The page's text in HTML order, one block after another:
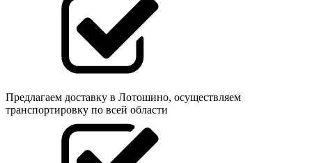
Предлагаем доставку в Лотошино, осуществляем
транспортировку по всей области